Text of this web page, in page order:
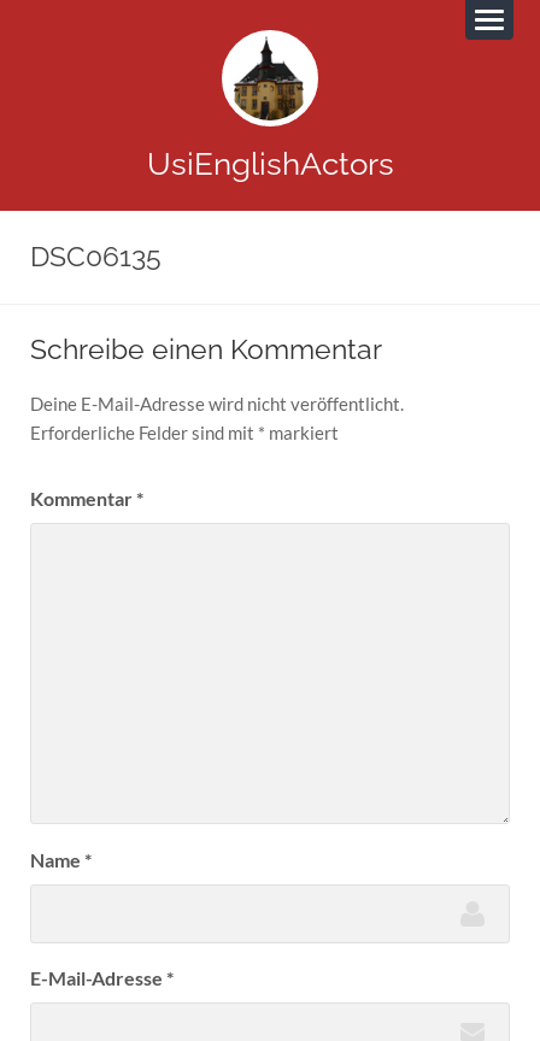
UsiEnglishActors
DSC06135
Schreibe einen Kommentar
Deine E-Mail-Adresse wird nicht veröffentlicht.
Erforderliche Felder sind mit * markiert
Kommentar*
Name *
E-Mail-Adresse *